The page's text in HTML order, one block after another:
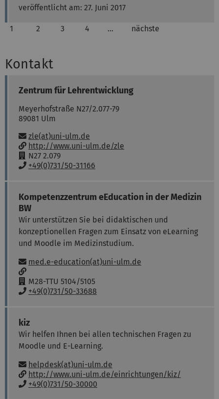
veröffentlicht am: 27. Juni 2017
1 2 3 4 … nächste
Kontakt
Zentrum für Lehrentwicklung
Meyerhofstraße N27/2.077-79
89081 Ulm
E-Mail:
zle(at)uni-ulm.de
w
w
w
http://www.uni-ulm.de/zle
R
a
:
N27 2.079
T
e
f
o
n
:
+49(0)731/50-31166
Kompetenzzentrum eEducation in der Medizin
BW
Wir unterstützen Sie bei didaktischen und
konzeptionellen Fragen zum Einsatz von eLearning
und Moodle im Medizinstudium.
E-Mail:
med.e-education(at)uni-ulm.de
w
w
w
R
a
:
M28-TTU 5104/5105
T
e
f
o
n
+49(0)731/50-33688
kiz
Wir helfen Ihnen bei allen technischen Fragen zu
Moodle und E-Learning.
E-Mail:
helpdesk(at)uni-ulm.de
w
w
http://www.uni-ulm.de/einrichtungen/kiz/
T+49(0)731/50-30000